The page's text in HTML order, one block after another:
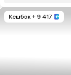
Кешбэк + 9 417